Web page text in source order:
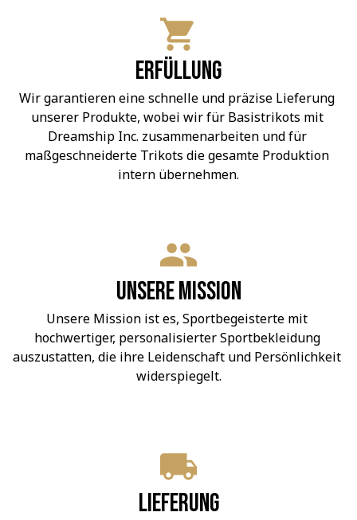
Erfüllung
Wir garantieren eine schnelle und präzise Lieferung
unserer Produkte, wobei wir für Basistrikots mit
Dreamship Inc. zusammenarbeiten und für
maßgeschneiderte Trikots die gesamte Produktion
intern übernehmen.
Unsere Mission
Unsere Mission ist es, Sportbegeisterte mit
hochwertiger, personalisierter Sportbekleidung
auszustatten, die ihre Leidenschaft und Persönlichkeit
widerspiegelt.
Lieferung